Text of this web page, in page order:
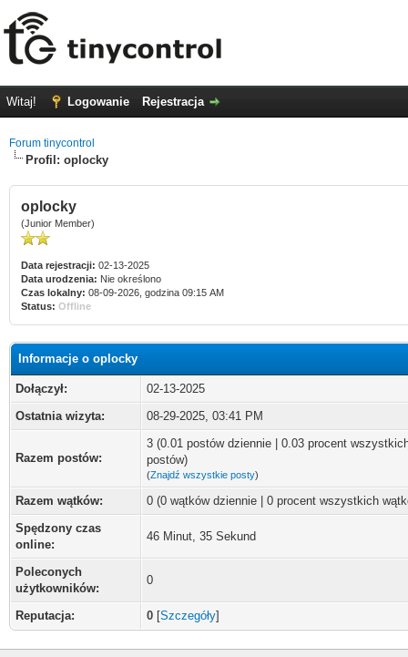
Witaj! Logowanie Rejestracja
Forum tinycontrol
Profil: oplocky
oplocky
(Junior Member)
Data rejestracji: 02-13-2025
Data urodzenia: Nie określono
Czas lokalny: 08-09-2026, godzina 09:15 AM
Status: Offline
Informacje o oplocky
Dołączył:
02-13-2025
Ostatnia wizyta:
08-29-2025, 03:41 PM
Razem postów:
3 (0.01 postów dziennie | 0.03 procent
postów)
(Znajdź wszystkie posty)
Razem wątków:
0 (0 wątków dziennie | 0 procent wszystkich
Spędzony czas
online:
46 Minut, 35 Sekund
Poleconych
użytkowników:
0
Reputacja: 0 [Szczegóły]